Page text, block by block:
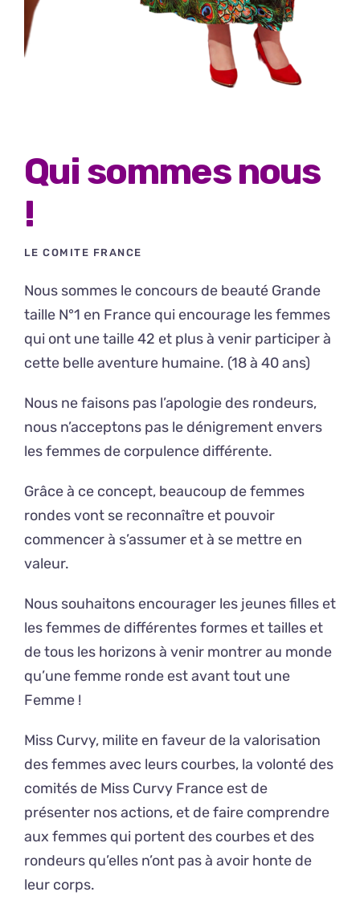
Qui sommes nous
!
LE COMITE FRANCE
Nous sommes le concours de beauté Grande
taille N°1 en France qui encourage les femmes
qui ont une taille 42 et plus à venir participer à
cette belle aventure humaine. (18 à 40 ans)
Nous ne faisons pas l’apologie des rondeurs,
nous n’acceptons pas le dénigrement envers
les femmes de corpulence différente.
Grâce à ce concept, beaucoup de femmes
rondes vont se reconnaître et pouvoir
commencer à s’assumer et à se mettre en
valeur.
Nous souhaitons encourager les jeunes filles et
les femmes de différentes formes et tailles et
de tous les horizons à venir montrer au monde
qu’une femme ronde est avant tout une
Femme !
Miss Curvy, milite en faveur de la valorisation
des femmes avec leurs courbes, la volonté des
comités de Miss Curvy France est de
présenter nos actions, et de faire comprendre
aux femmes qui portent des courbes et des
rondeurs qu’elles n’ont pas à avoir honte de
leur corps.